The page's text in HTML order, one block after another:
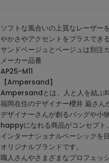
ソフトな風合いの上質なレーザー
やかさやアクセントをプラスできる
サンドベージュとベージュは別注
メーカー品番
AP25-M11
【Ampersand】
Ampersandとは、人と人を結ぶ時
福岡在住のデザイナー櫻井 巌さん
デザイナーさんが創るバッグや小
happyになれる商品がコンセプト。
インターナショナルベーシックを
オリジナルブランドです。
職人さんやさまざまなプロフェッ